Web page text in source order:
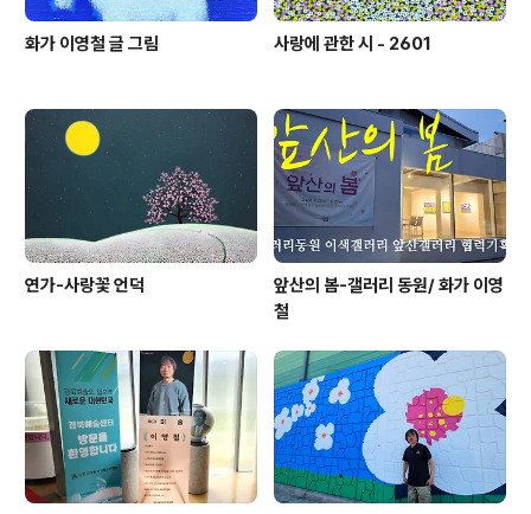
화가 이영철 글 그림 사랑에 관한 시 - 2601
연가-사랑꽃 언덕
앞산의 봄-갤러리 동원/ 화가 이영
철